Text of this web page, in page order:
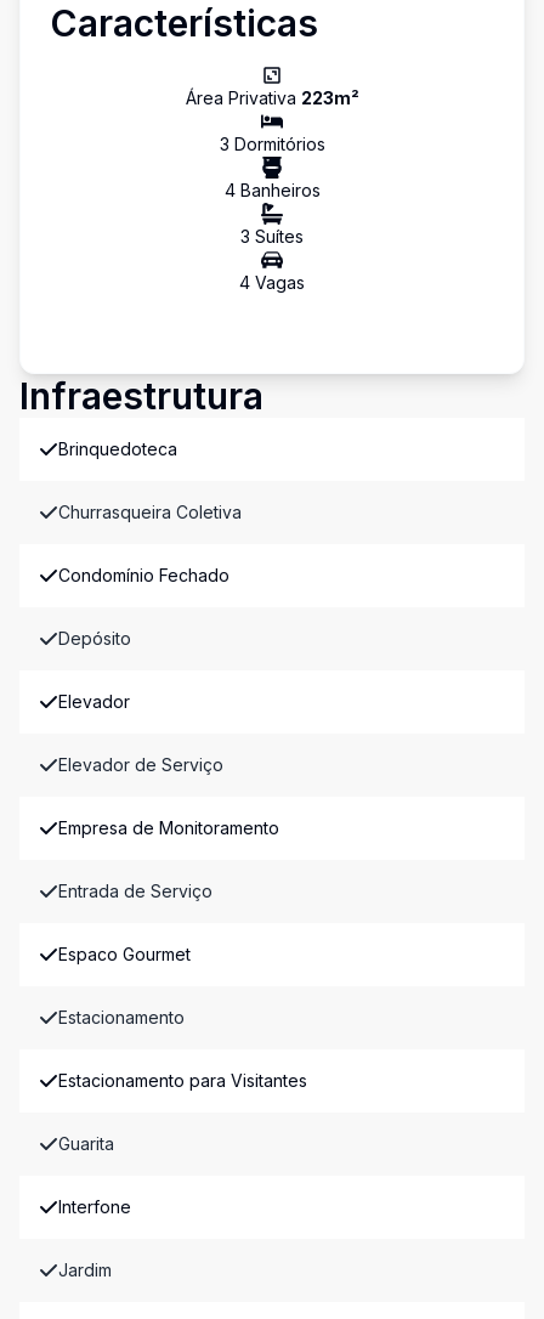
Características
Área Privativa 223m²
3 Dormitórios
4Banheiros
3 Suítes
4 Vagas
Infraestrutura
Brinquedoteca
Churrasqueira Coletiva
Condomínio Fechado
Depósito
Elevador
Elevador de Serviço
Empresa de Monitoramento
Entrada de Serviço
Espaco Gourmet
Estacionamento
Estacionamento para Visitantes
Guarita
Interfone
Jardim